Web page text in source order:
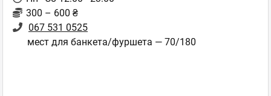
300 – 600 ₴
067 531 0525
мест для банкета/фуршета — 70/180